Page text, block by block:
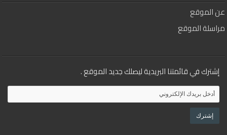
عن الموقع
مراسلة الموقع
إشترك في قائمتنا البريدية ليصلك جديد الموقع .